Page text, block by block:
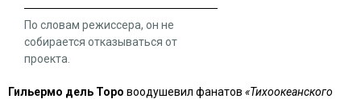
По словам режиссера, он не
собирается отказываться от
проекта.
Гильермо дель Торо воодушевил фанатов «Тихоокеанского